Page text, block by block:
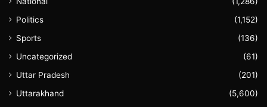
Politics
(1,152)
Sports
(136)
Uncategorized
(61)
Uttar Pradesh
(201)
Uttarakhand
(5,600)